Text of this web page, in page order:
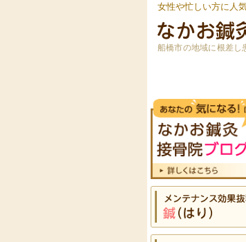
女性や忙しい方に人
船橋市の地域に根差し